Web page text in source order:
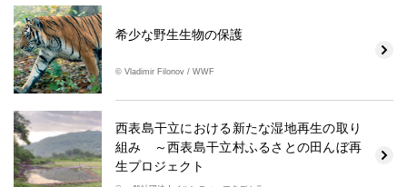
希少な野生生物の保護
© Vladimir Filonov / WWF
西表島干立における新たな湿地再生の取り
組み ～西表島干立村ふるさとの田んぼ再
生プロジェクト